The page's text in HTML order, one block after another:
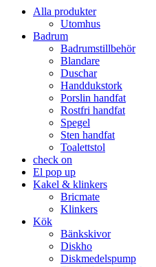
Alla produkter
Utomhus
Badrum
Badrumstillbehör
Blandare
Duschar
Handdukstork
Porslin handfat
Rostfri handfat
Spegel
Sten handfat
Toalettstol
check on
El pop up
Kakel & klinkers
Bricmate
Klinkers
Kök
Bänkskivor
Diskho
Diskmedelspump